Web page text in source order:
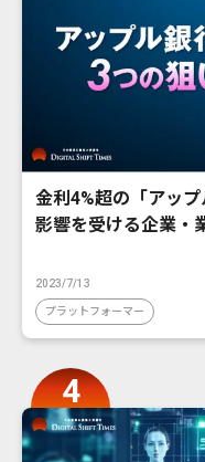
金利4%超の「アップ
影響を受ける企業・
2023/7/13
プラットフォーマー